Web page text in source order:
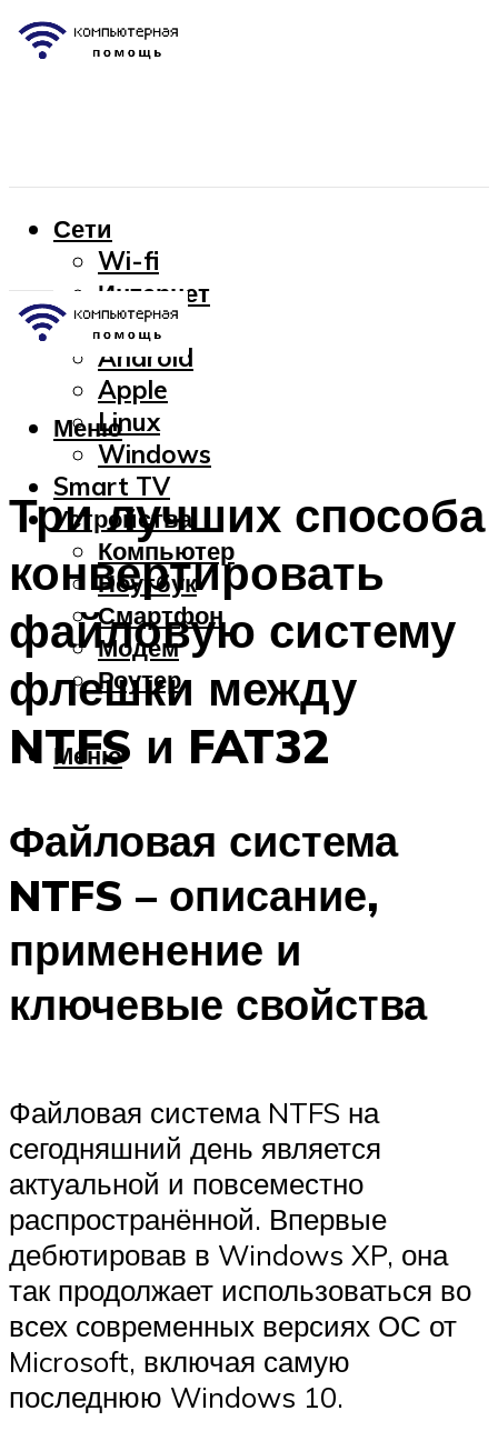
Сети
Wi-fi
Интернет
OC
Android
Apple
Linux
Windows
Smart TV
Устройства
Компьютер
Ноутбук
Смартфон
Модем
Роутер
Меню
Меню
Три лучших способа
конвертировать
файловую систему
флешки между
NTFS и FAT32
Файловая система
NTFS – описание,
применение и
ключевые свойства
Файловая система NTFS на
сегодняшний день является
актуальной и повсеместно
распространённой. Впервые
дебютировав в Windows XP, она
так продолжает использоваться во
всех современных версиях ОС от
Microsoft, включая самую
последнюю Windows 10.